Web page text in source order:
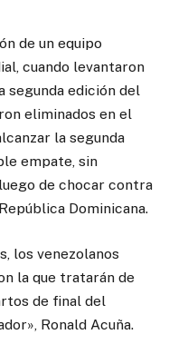
de un equipo
cuando levantaron
segunda edición del
eliminados en el
la segunda
empate, sin
de chocar contra
Dominicana.
los venezolanos
la que tratarán de
de final del
Ronald Acuña.